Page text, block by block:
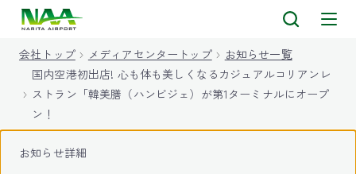
会社トップ メディアセンタートップ
お知らせ一覧
国内空港初出店! 心も体も美しくなるカジュアルコリアンレ
ストラン「韓美膳（ハンビジェ）が第1ターミナルにオープ
ン！
お知らせ詳細